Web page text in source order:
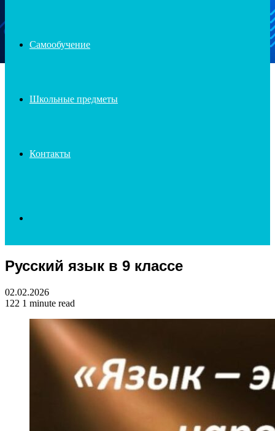
Самообучение
Школьные предметы
Контакты
for
Русский язык в 9 классе
02.02.2026
122 1 minute read